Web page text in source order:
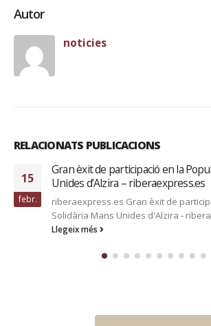
Autor
noticies
RELACIONATS PUBLICACIONS
14
𝐂𝐇𝐀𝐌𝐏𝐈𝐎𝐍𝐒 𝐈𝐍 𝐕𝐀𝐋𝐄𝐍𝐂𝐈𝐀
#PremierPadel
🌪️🇪🇸𝐂𝐇𝐀𝐌𝐏𝐈𝐎𝐍𝐒 𝐈𝐍
#PremierPadel